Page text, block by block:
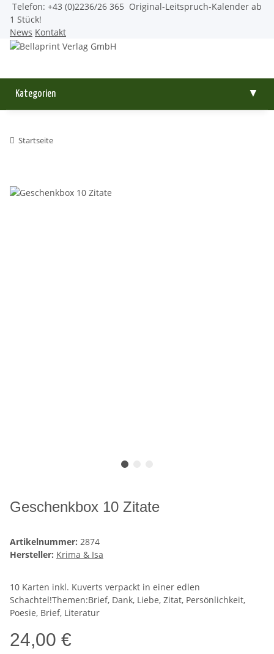
Telefon: +43 (0)2236/26 365 Original-Leitspruch-Kalender ab
1 Stück!
News Kontakt
Kategorien ▼
Startseite
Geschenkbox 10 Zitate
Artikelnummer: 2874
Hersteller: Krima & Isa
10 Karten inkl. Kuverts verpackt in einer edlen
Schachtel!Themen:Brief, Dank, Liebe, Zitat, Persönlichkeit,
Poesie, Brief, Literatur
24,00 €